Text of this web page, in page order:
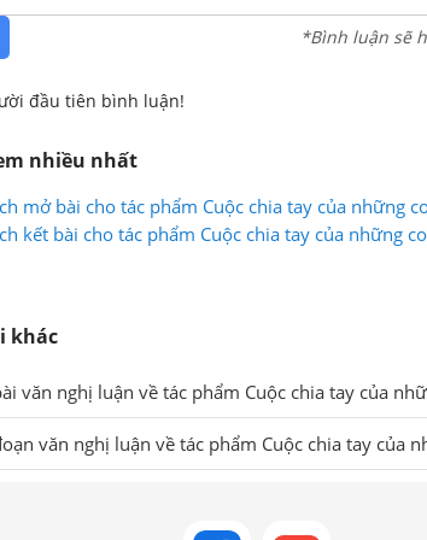
*Bình luận sẽ
đầu tiên bình luận!
nhiều nhất
mở bài cho tác phẩm Cuộc chia tay của những
kết bài cho tác phẩm Cuộc chia tay của những
khác
văn nghị luận về tác phẩm Cuộc chia tay của
văn nghị luận về tác phẩm Cuộc chia tay của